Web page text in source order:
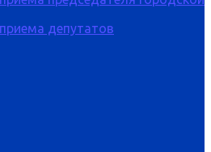
депутатов